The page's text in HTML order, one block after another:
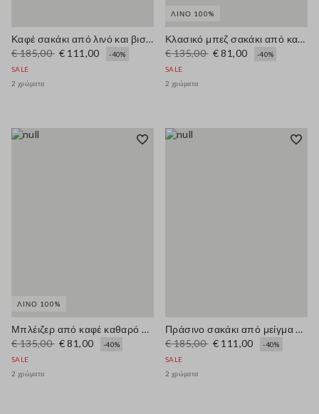
Καφέ σακάκι από λινό και βισκόζη regular fit
€ 185,00 € 111,00
-40%
SALE
2 χρώματα
ΛΙΝΌ 100%
Κλασικό μπεζ σακάκι από καθαρό λινό
€ 135,00 € 81,00
-40%
SALE
2 χρώματα
ΛΙΝΌ 100%
Μπλέιζερ από καφέ καθαρό λινό κανονική γραμμή
€ 135,00 € 81,00
-40%
SALE
2 χρώματα
Πράσινο σακάκι από μείγμα λινού με κανονική εφαρμογή
€ 185,00 € 111,00
-40%
SALE
2 χρώματα